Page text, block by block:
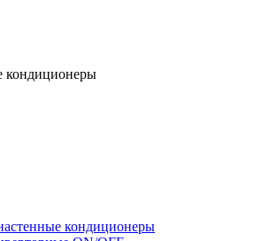
кондиционеры
кондиционеры